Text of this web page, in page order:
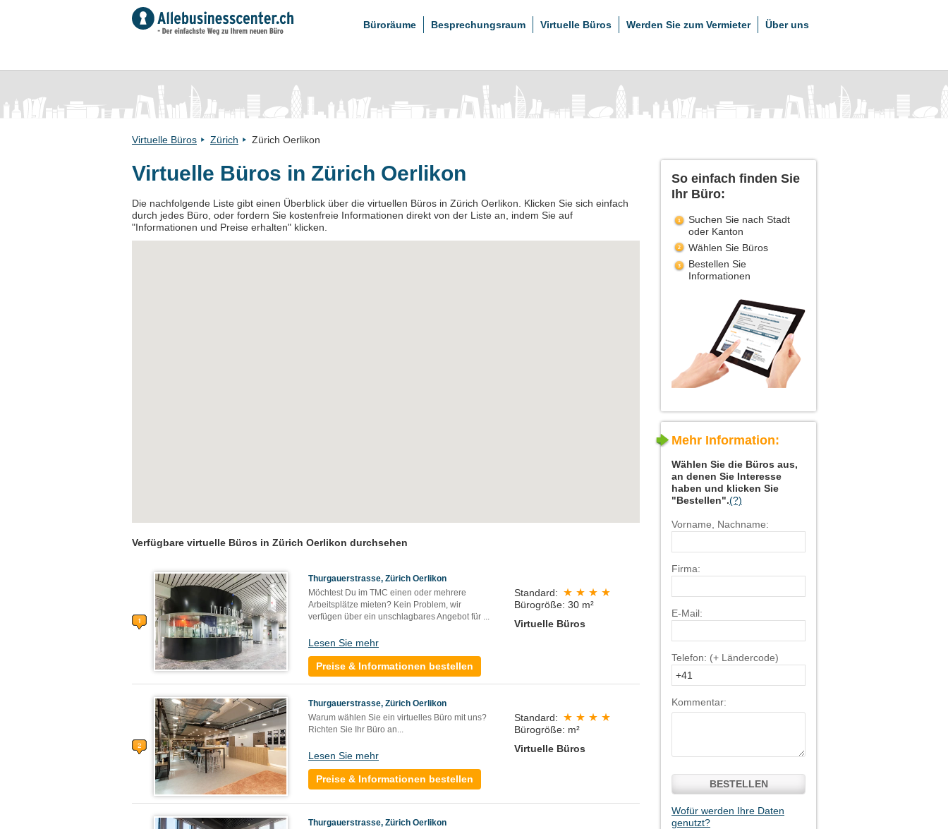
Büroräume Besprechungsraum Virtuelle Büros Werden Sie zum Vermieter Über uns
Virtuelle Büros Zürich Zürich Oerlikon
Virtuelle Büros in Zürich Oerlikon
Die nachfolgende Liste gibt einen Überblick über die virtuellen Büros in Zürich Oerlikon. Klicken Sie sich einfach
durch jedes Büro, oder fordern Sie kostenfreie Informationen direkt von der Liste an, indem Sie auf
"Informationen und Preise erhalten" klicken.
Verfügbare virtuelle Büros in Zürich Oerlikon durchsehen
Thurgauerstrasse, Zürich Oerlikon
Möchtest Du im TMC einen oder mehrere
Arbeitsplätze mieten? Kein Problem, wir
verfügen über ein unschlagbares Angebot für ...
Lesen Sie mehr
Preise & Informationen bestellen
Standard:
Bürogröße: 30 m²
Virtuelle Büros
Thurgauerstrasse, Zürich Oerlikon
Warum wählen Sie ein virtuelles Büro mit uns?
Richten Sie Ihr Büro an...
Lesen Sie mehr
Preise & Informationen bestellen
Standard:
Bürogröße: m²
Virtuelle Büros
Thurgauerstrasse, Zürich Oerlikon
So einfach finden Sie
Ihr Büro:
Suchen Sie nach Stadt
oder Kanton
Wählen Sie Büros
Bestellen Sie
Informationen
Mehr Information:
Wählen Sie die Büros aus,
an denen Sie Interesse
haben und klicken Sie
"Bestellen".(?)
Vorname, Nachname:
Firma:
E-Mail:
Telefon: (+ Ländercode)
Kommentar:
BESTELLEN
Wofür werden Ihre Daten
genutzt?